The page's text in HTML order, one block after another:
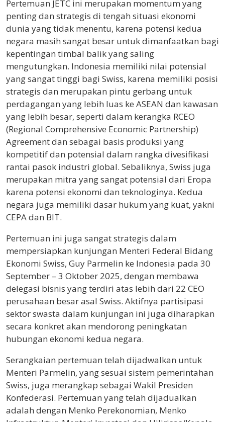
Pertemuan JETC ini merupakan momentum yang
penting dan strategis di tengah situasi ekonomi
dunia yang tidak menentu, karena potensi kedua
negara masih sangat besar untuk dimanfaatkan bagi
kepentingan timbal balik yang saling
mengutungkan. Indonesia memiliki nilai potensial
yang sangat tinggi bagi Swiss, karena memiliki posisi
strategis dan merupakan pintu gerbang untuk
perdagangan yang lebih luas ke ASEAN dan kawasan
yang lebih besar, seperti dalam kerangka RCEO
(Regional Comprehensive Economic Partnership)
Agreement dan sebagai basis produksi yang
kompetitif dan potensial dalam rangka divesifikasi
rantai pasok industri global. Sebaliknya, Swiss juga
merupakan mitra yang sangat potensial dari Eropa
karena potensi ekonomi dan teknologinya. Kedua
negara juga memiliki dasar hukum yang kuat, yakni
CEPA dan BIT.
Pertemuan ini juga sangat strategis dalam
mempersiapkan kunjungan Menteri Federal Bidang
Ekonomi Swiss, Guy Parmelin ke Indonesia pada 30
September – 3 Oktober 2025, dengan membawa
delegasi bisnis yang terdiri atas lebih dari 22 CEO
perusahaan besar asal Swiss. Aktifnya partisipasi
sektor swasta dalam kunjungan ini juga diharapkan
secara konkret akan mendorong peningkatan
hubungan ekonomi kedua negara.
Serangkaian pertemuan telah dijadwalkan untuk
Menteri Parmelin, yang sesuai sistem pemerintahan
Swiss, juga merangkap sebagai Wakil Presiden
Konfederasi. Pertemuan yang telah dijadualkan
adalah dengan Menko Perekonomian, Menko